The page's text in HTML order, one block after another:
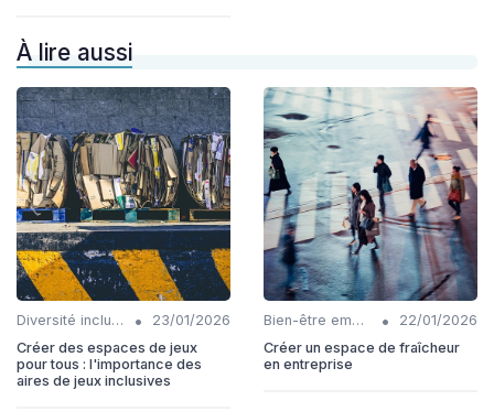
À lire aussi
Diversité inclusion •
23/01/2026
Créer des espaces de jeux
pour tous : l'importance des
aires de jeux inclusives
Bien-être employés •
22/01/2026
Créer un espace de fraîcheur
en entreprise